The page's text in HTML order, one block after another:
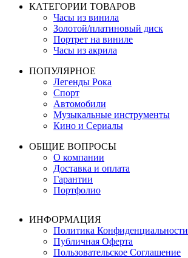
КАТЕГОРИИ ТОВАРОВ
Часы из винила
Золотой/платиновый диск
Портрет на виниле
Часы из акрила
ПОПУЛЯРНОЕ
Легенды Рока
Спорт
Автомобили
Музыкальные инструменты
Кино и Сериалы
ОБЩИЕ ВОПРОСЫ
О компании
Доставка и оплата
Гарантии
Портфолио
ИНФОРМАЦИЯ
Политика Конфиденциальности
Публичная Оферта
Пользовательское Соглашение